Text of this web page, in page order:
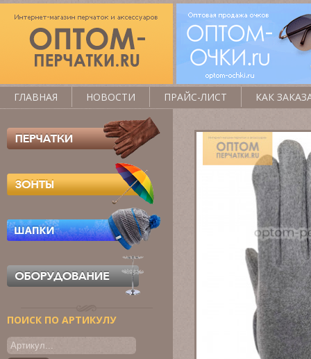
ПОИСК ПО АРТИКУЛУ
ГЛАВНАЯ НОВОСТИ ПРАЙС-ЛИСТ КАК